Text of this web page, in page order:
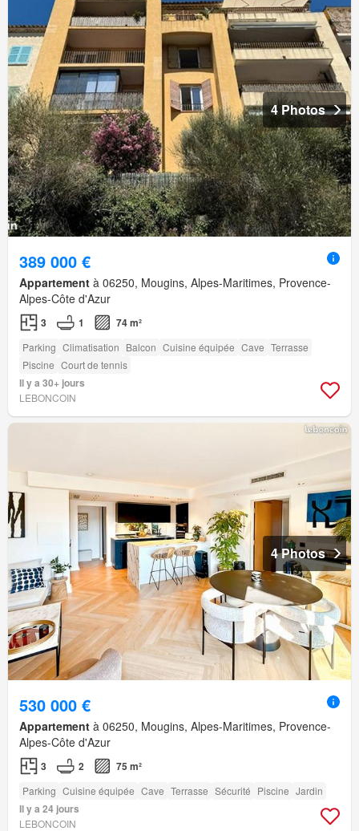
4 Photos
389 000 €
Appartement à 06250, Mougins, Alpes-Maritimes, Provence-
Alpes-Côte d'Azur
3 1 74 m²
Parking Climatisation Balcon Cuisine équipée Cave Terrasse
Piscine Court de tennis
Il y a 30+ jours
LEBONCOIN
4 Photos
530 000 €
Appartement à 06250, Mougins, Alpes-Maritimes, Provence-
Alpes-Côte d'Azur
3 2 75 m²
Parking Cuisine équipée Cave Terrasse Sécurité Piscine Jardin
Il y a 24 jours
LEBONCOIN